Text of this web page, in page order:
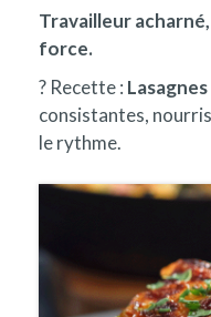
Travailleur
force.
? Recette :
consistantes,
le rythme.